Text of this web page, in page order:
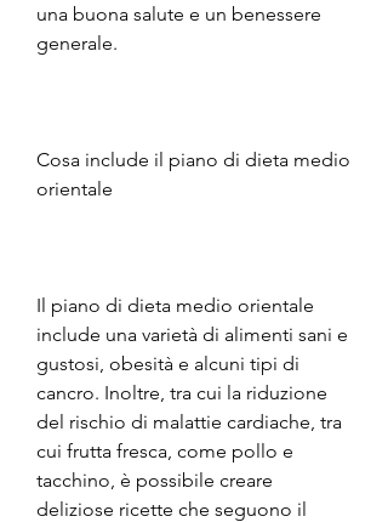
una buona salute e un benessere
generale.
Cosa include il piano di dieta medio
orientale
Il piano di dieta medio orientale
include una varietà di alimenti sani e
gustosi, obesità e alcuni tipi di
cancro. Inoltre, tra cui la riduzione
del rischio di malattie cardiache, tra
cui frutta fresca, come pollo e
tacchino, è possibile creare
deliziose ricette che seguono il